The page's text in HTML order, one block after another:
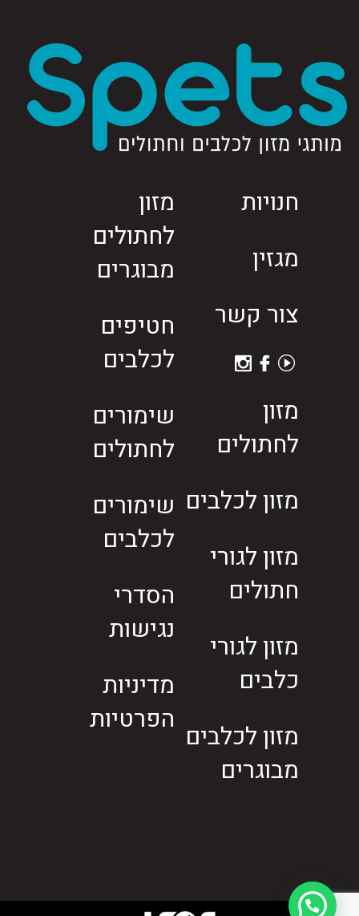
חנויות
מגזין
צור קשר
מזון
לחתולים
מזון לכלבים
מזון לגורי
חתולים
מזון לגורי
כלבים
מזון לכלבים
מבוגרים
מזון
לחתולים
מבוגרים
חטיפים
לכלבים
שימורים
לחתולים
שימורים
לכלבים
הסדרי
נגישות
מדיניות
הפרטיות